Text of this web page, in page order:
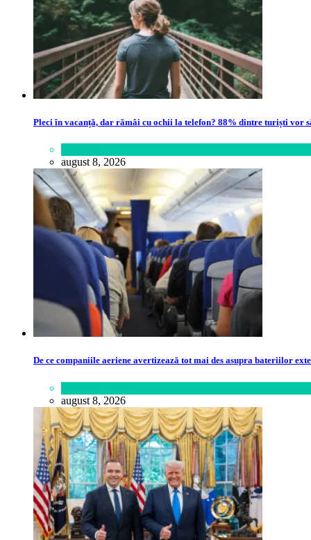
Pleci în vacanță, dar rămâi cu ochii la telefon? 88% dintre turiști vor
august 8, 2026
De ce companiile aeriene avertizează tot mai des asupra bateriilor
august 8, 2026